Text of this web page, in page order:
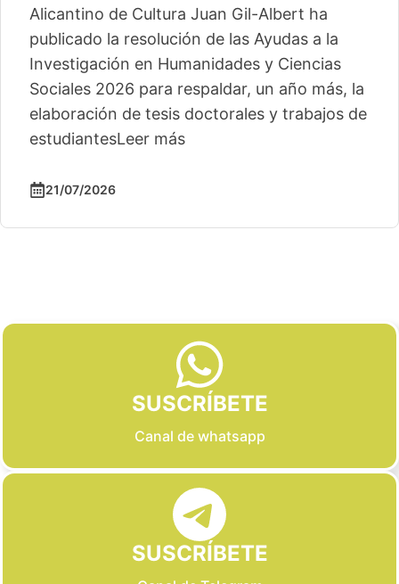
Alicantino de Cultura Juan Gil-Albert ha
publicado la resolución de las Ayudas a la
Investigación en Humanidades y Ciencias
Sociales 2026 para respaldar, un año más, la
elaboración de tesis doctorales y trabajos de
estudiantesLeer más
21/07/2026
SUSCRÍBETE
Canal de whatsapp
SUSCRÍBETE